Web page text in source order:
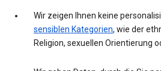
Wir zeigen Ihnen keine
sensiblen Kategorien, wie der
Religion, sexuellen Orientierung